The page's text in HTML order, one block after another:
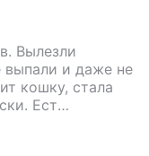
Вылезли
выпали и даже не
кошку, стала
Ест